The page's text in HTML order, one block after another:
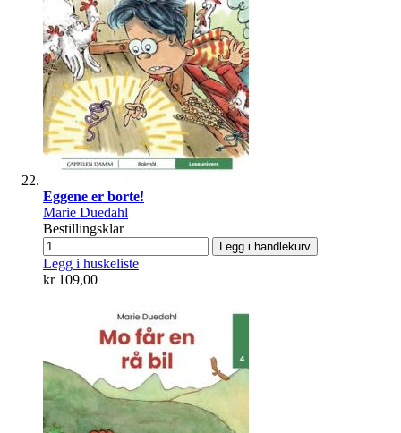
Eggene er borte!
Marie Duedahl
Bestillingsklar
Legg i handlekurv
Legg i huskeliste
kr 109,00